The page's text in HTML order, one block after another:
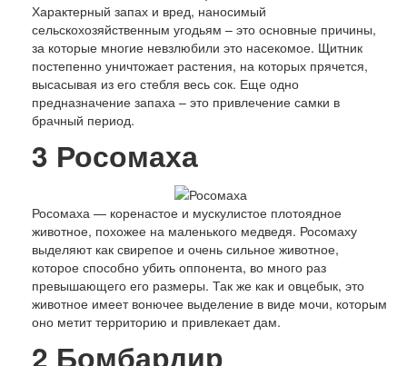
Характерный запах и вред, наносимый
сельскохозяйственным угодьям – это основные причины,
за которые многие невзлюбили это насекомое. Щитник
постепенно уничтожает растения, на которых прячется,
высасывая из его стебля весь сок. Еще одно
предназначение запаха – это привлечение самки в
брачный период.
3 Росомаха
Росомаха — коренастое и мускулистое плотоядное
животное, похожее на маленького медведя. Росомаху
выделяют как свирепое и очень сильное животное,
которое способно убить оппонента, во много раз
превышающего его размеры. Так же как и овцебык, это
животное имеет вонючее выделение в виде мочи, которым
оно метит территорию и привлекает дам.
2 Бомбардир